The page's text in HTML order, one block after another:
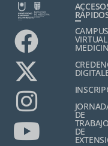
CAMPUS
VIRTUAL
DE
DE